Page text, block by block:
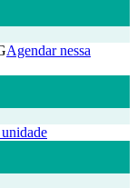
Agendar nessa